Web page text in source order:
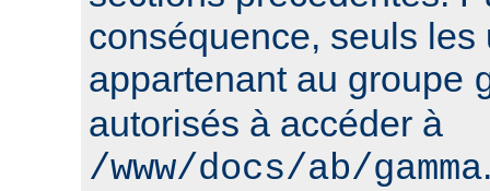
conséquence, seuls les
appartenant au groupe
autorisés à accéder à
/www/docs/ab/gamma